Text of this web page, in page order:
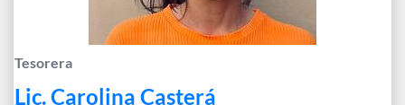
Tesorera
Lic. Carolina Casterá